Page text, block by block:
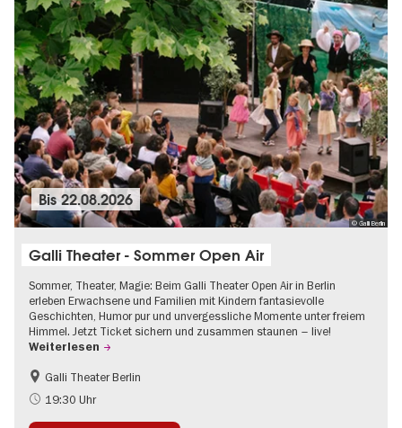
© Galli Berlin
Bis22.08.2026
Galli Theater - Sommer Open Air
Sommer, Theater, Magie: Beim Galli Theater Open Air in Berlin
erleben Erwachsene und Familien mit Kindern fantasievolle
Geschichten, Humor pur und unvergessliche Momente unter freiem
Himmel. Jetzt Ticket sichern und zusammen staunen – live!
Weiterlesen
Barrierefrei
Going local Berlin
Galli Theater Berlin
19:30 Uhr